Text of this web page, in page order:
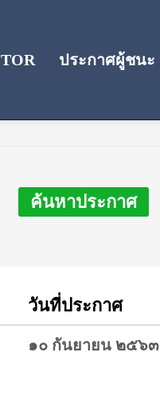
TOR ประกาศผู้ชนะ
ค้นหาประกาศ
วันที่ประกาศ
๑๐ กันยายน ๒๕๖๓